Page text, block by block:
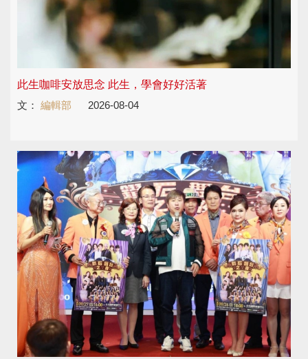
此生咖啡安放思念 此生，學會好好活著
文： 編輯部 2026-08-04